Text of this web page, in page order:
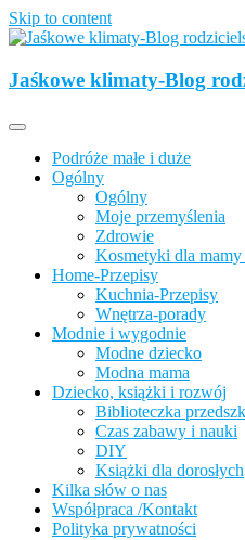
Skip to content
Jaśkowe klimaty-
z dzieckiem, lubimy podróże,
Jaśkowe klimaty-Blog
Podróże małe i duże
Ogólny
Ogólny
Moje przemyślenia
Zdrowie
Kosmetyki dla
Home-Przepisy
Kuchnia-Przepisy
Wnętrza-porady
Modnie i wygodnie
Modne dziecko
Modna mama
Dziecko, książki i rozwój
Biblioteczka
Czas zabawy i nauki
DIY
Książki dla dorosłych
Kilka słów o nas
Współpraca /Kontakt
Polityka prywatności